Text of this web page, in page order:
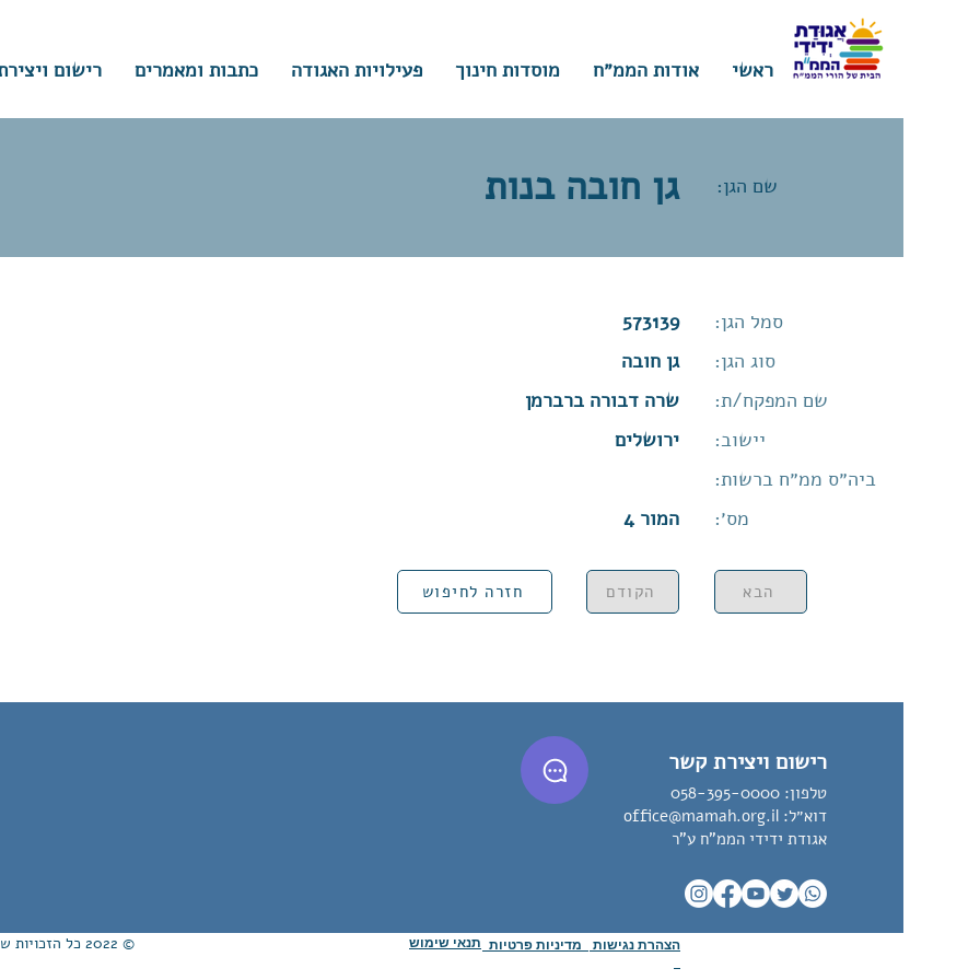
ראשי אודות הממ״ח מוסדות חינוך פעילויות האגודה כתבות ומאמרים רישום
שם הגן: גן חובה בנות
סמל הגן:
573139
סוג הגן:
גן חובה
שם המפקח/ת:
שרה דבורה ברברמן
יישוב:
ירושלים
ביה״ס ממ״ח ברשות:
מס׳:
המור 4
הבא הקודם חזרה לחיפוש
רישום ויצירת קשר
טלפון: 058-395-0000
דוא״ל: office@mamah.org.il
אגודת ידידי הממ"ח ע"ר
© 2022 כל הזכויות שמורות לאגודת ידידי הממ״ח ע"ר. Proudly created with הצהרת נגישות מדיניות פרטיות תנאי שימוש